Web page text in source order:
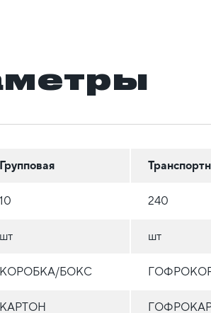
Групповая
10 240
шт шт
КОРОБКА/БОКС
КАРТОН